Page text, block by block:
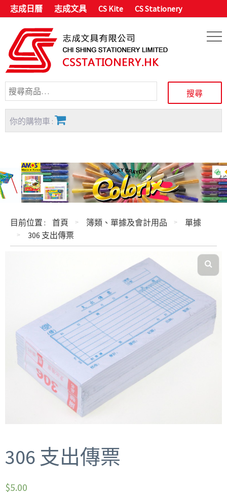
志成日曆 志成文具 CS Kite CS Stationery
你的購物車 :
目前位置 : 首頁 簿類、單據及會計用品
單據
306 支出傳票
306 支出傳票
$5.00